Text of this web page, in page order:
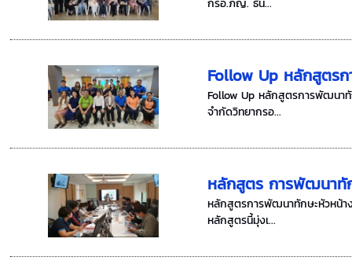
กรอ.ภญ. ธัน...
Follow Up หลักสูตร
Follow Up หลักสูตรการพัฒนา
จำกัดวิทยากรอ...
หลักสูตร การพัฒนาทั
หลักสูตรการพัฒนาทักษะหัวหน้า
หลักสูตรนี้มุ่งเ...